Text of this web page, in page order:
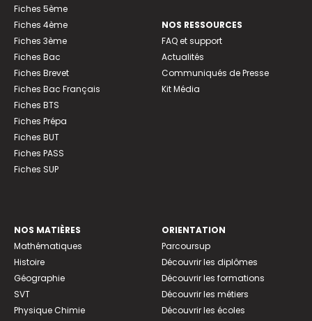
Fiches 5ème
Fiches 4ème
Fiches 3ème
Fiches Bac
Fiches Brevet
Fiches Bac Français
Fiches BTS
Fiches Prépa
Fiches BUT
Fiches PASS
Fiches SUP
NOS RESSOURCES
FAQ et support
Actualités
Communiqués de Presse
Kit Média
NOS MATIÈRES
Mathématiques
Histoire
Géographie
SVT
Physique Chimie
ORIENTATION
Parcoursup
Découvrir les diplômes
Découvrir les formations
Découvrir les métiers
Découvrir les écoles